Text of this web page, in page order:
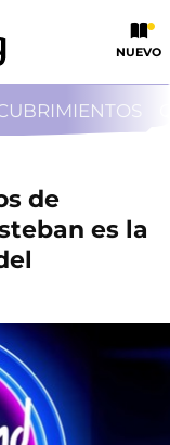
NUEVO
de
es la